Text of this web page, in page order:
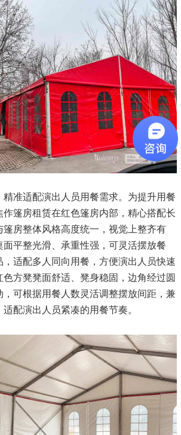
精准适配演出人员用餐需求。为提升用餐
篷房租赁在红色篷房内部，精心搭配长
篷房整体风格高度统一，视觉上整齐有
面平整光滑、承重性强，可灵活摆放餐
适配多人同向用餐，方便演出人员快速
方凳凳面舒适、凳身稳固，边角经过圆
，可根据用餐人数灵活调整摆放间距，兼
配演出人员紧凑的用餐节奏。